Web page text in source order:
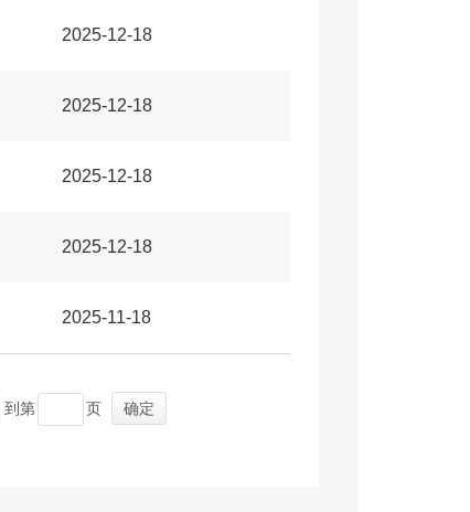
2025-12-18
2025-12-18
2025-12-18
2025-12-18
2025-11-18
到第 页 确定